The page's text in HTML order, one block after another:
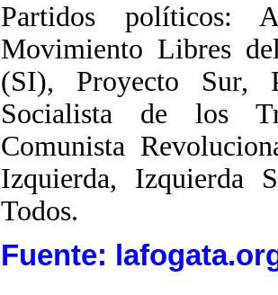
Partidos políticos:
Movimiento Libres
(SI), Proyecto Sur,
Socialista de los
Comunista
Izquierda, Izquierda
Todos.
Fuente: